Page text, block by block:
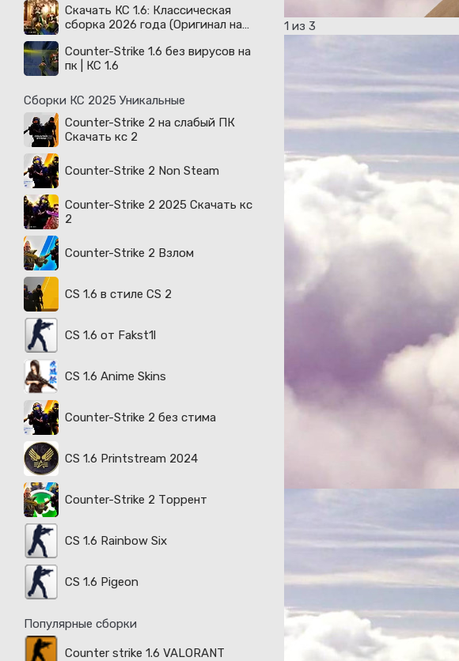
Скачать КС 1.6: Классическая
сборка 2026 года (Оригинал на
Counter-Strike 1.6 без вирусов на
пк | КС 1.6
Сборки КС 2025 Уникальные
Counter-Strike 2 на слабый ПК
Скачать кс 2
Counter-Strike 2 Non Steam
Counter-Strike 2 2025 Скачать кс
2
Counter-Strike 2 Взлом
CS 1.6 в стиле CS 2
CS 1.6 от Fakst1l
CS 1.6 Anime Skins
Counter-Strike 2 без стима
CS 1.6 Printstream 2024
Counter-Strike 2 Торрент
CS 1.6 Rainbow Six
CS 1.6 Pigeon
Популярные сборки
Counter strike 1.6 VALORANT
1 из 3